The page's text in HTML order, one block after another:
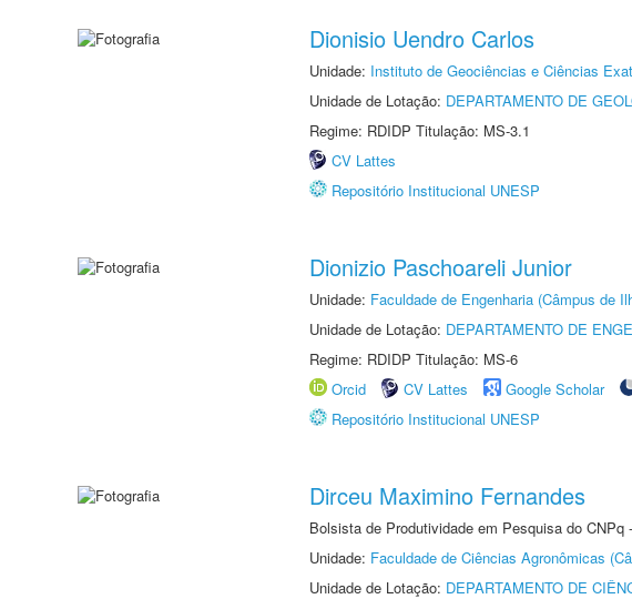
Dionisio Uendro Carlos
Unidade: Instituto de Geociências e Ciências
Unidade de Lotação: DEPARTAMENTO DE
Regime: RDIDP Titulação: MS-3.1
CV Lattes
Repositório Institucional UNESP
Dionizio Paschoareli Junior
Unidade: Faculdade de Engenharia (Câmpus de
Unidade de Lotação: DEPARTAMENTO DE
Regime: RDIDP Titulação: MS-6
Orcid
CV Lattes Google Scholar
Repositório Institucional UNESP
Dirceu Maximino Fernandes
Bolsista de Produtividade em Pesquisa do CNPq
Unidade: Faculdade de Ciências Agronômicas
Unidade de Lotação: DEPARTAMENTO DE